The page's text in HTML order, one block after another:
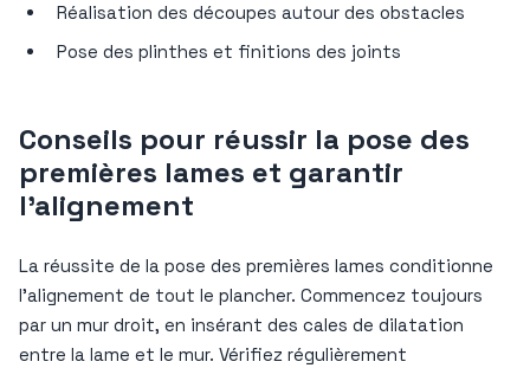
Réalisation des découpes autour des obstacles
Pose des plinthes et finitions des joints
Conseils pour réussir la pose des
premières lames et garantir
l’alignement
La réussite de la pose des premières lames conditionne
l’alignement de tout le plancher. Commencez toujours
par un mur droit, en insérant des cales de dilatation
entre la lame et le mur. Vérifiez régulièrement